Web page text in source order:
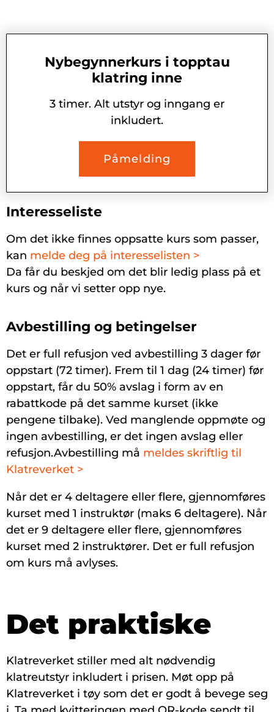
Nybegynnerkurs i topptau
klatring inne
3 timer. Alt utstyr og inngang er
inkludert.
Påmelding
Interesseliste
Om det ikke finnes oppsatte kurs som passer,
kan melde deg på interesselisten >
Da får du beskjed om det blir ledig plass på et
kurs og når vi setter opp nye.
Avbestilling og betingelser
Det er full refusjon ved avbestilling 3 dager før
oppstart (72 timer). Frem til 1 dag (24 timer) før
oppstart, får du 50% avslag i form av en
rabattkode på det samme kurset (ikke
pengene tilbake). Ved manglende oppmøte og
ingen avbestilling, er det ingen avslag eller
refusjon.Avbestilling må meldes skriftlig til
Klatreverket >
Når det er 4 deltagere eller flere, gjennomføres
kurset med 1 instruktør (maks 6 deltagere). Når
det er 9 deltagere eller flere, gjennomføres
kurset med 2 instruktører. Det er full refusjon
om kurs må avlyses.
Det praktiske
Klatreverket stiller med alt nødvendig
klatreutstyr inkludert i prisen. Møt opp på
Klatreverket i tøy som det er godt å bevege seg